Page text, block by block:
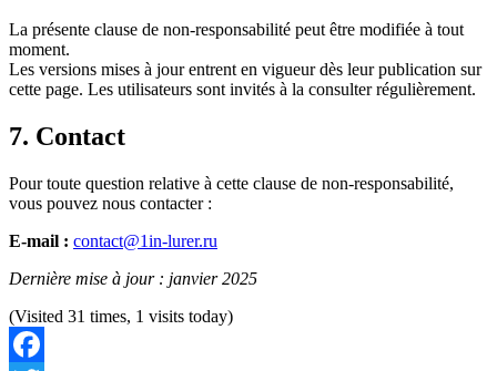
La présente clause de non-responsabilité peut être modifiée à tout
moment.
Les versions mises à jour entrent en vigueur dès leur publication sur
cette page. Les utilisateurs sont invités à la consulter régulièrement.
7. Contact
Pour toute question relative à cette clause de non-responsabilité,
vous pouvez nous contacter :
E-mail : contact@1in-lurer.ru
Dernière mise à jour : janvier 2025
(Visited 31 times, 1 visits today)